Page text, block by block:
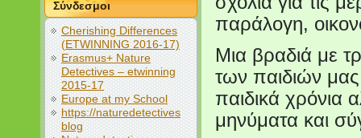
Σύνδεσμοι
Cherishing Differences
(ETWINNING 2016-17)
Erasmus+ Nature
Detectives – etwinning
2015-17
Europe at my School
https://naturedetectives
blog
παράλογη,
Μια βραδιά με
των παιδιών
παιδικά χρόνια
μηνύματα και